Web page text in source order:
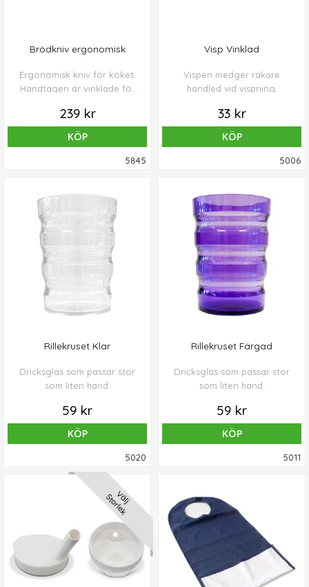
Brödkniv ergonomisk
Ergonomisk kniv för köket.
Handtagen är vinklade för
och muskler. Grip serien är
framtagen tillsammans med
reumatiker och formgivare
239 kr
KÖP
5845
Visp Vinklad
Vispen medger rakare
handled vid vispning.
33 kr
KÖP
5006
Rillekruset Klar
Dricksglas som passar stor
som liten hand.
59 kr
KÖP
5020
Rillekruset Färgad
Dricksglas som passar stor
som liten hand.
59 kr
KÖP
5011
Välj
Storlek